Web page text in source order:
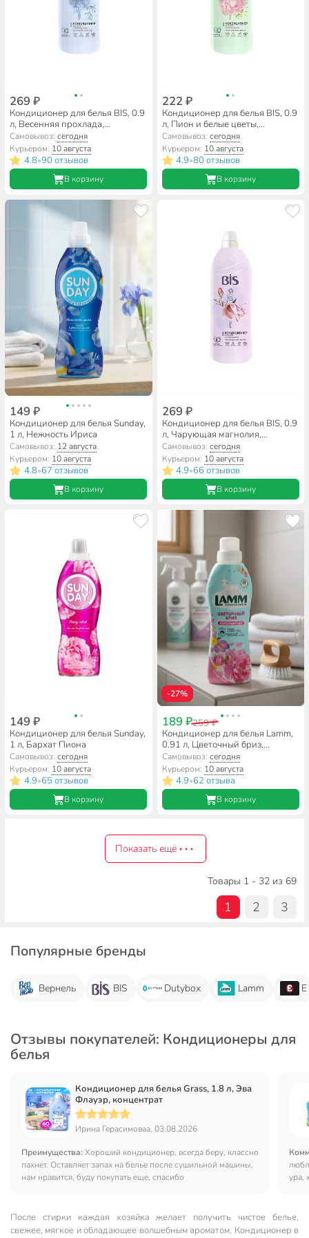
269 ₽
Кондиционер для белья BIS, 0.9
л, Весенняя прохлада,
концентрат
Самовывоз:сегодня
Курьером: 10 августа
4.8•90 отзывов
В корзину
222 ₽
Кондиционер для белья BIS, 0.9
л, Пион и белые цветы,
концентрат
Самовывоз: сегодня
Курьером: 10 августа
4.9•80 отзывов
В корзину
149 ₽
Кондиционер для белья Sunday,
1 л, Нежность Ириса
Самовывоз: 12 августа
Курьером: 10 августа
4.8•67 отзывов
В корзину
269 ₽
Кондиционер для белья BIS, 0.9
л, Чарующая магнолия,
концентрат
Самовывоз: сегодня
Курьером: 10 августа
4.9•66 отзывов
В корзину
149 ₽
Кондиционер для белья Sunday,
1 л, Бархат Пиона
Самовывоз:сегодня
Курьером: 10 августа
4.9•65 отзывов
В корзину
-27%
189 ₽259 ₽
Кондиционер для белья Lamm,
0.91 л, Цветочный бриз,
концентрат
Самовывоз: сегодня
Курьером: 10 августа
4.9•62 отзыва
В корзину
Показать ещё
Товары 1 - 32 из 69
1 2 3
Популярные бренды
Вернель BIS Dutybox Lamm E
Отзывы покупателей: Кондиционеры для
белья
Кондиционер для белья Grass, 1.8 л, Эва
Флауэр, концентрат
Ирина Герасимоваа, 03.08.2026
Преимущества: Хороший кондиционер, всегда беру, классно
пахнет. Оставляет запах на белье после сушильной машины,
нам нравится, буду покупать еще, спасибо
ура,
После стирки каждая хозяйка желает получить чистое белье,
свежее, мягкое и обладающее волшебным ароматом. Кондиционер в